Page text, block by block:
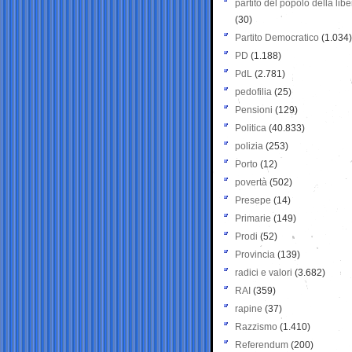
partito del popolo della
(30)
Partito Democratico (1.034)
PD (1.188)
PdL (2.781)
pedofilia (25)
Pensioni (129)
Politica (40.833)
polizia (253)
Porto (12)
povertà (502)
Presepe (14)
Primarie (149)
Prodi (52)
Provincia (139)
radici e valori (3.682)
RAI (359)
rapine (37)
Razzismo (1.410)
Referendum (200)